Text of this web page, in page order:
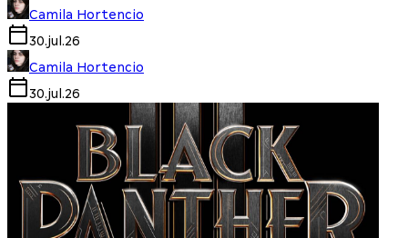
Camila Hortencio
30.jul.26
Camila Hortencio
30.jul.26